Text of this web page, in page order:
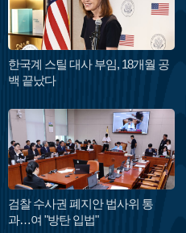
한국계 스틸 대사 부임, 18개월 공
백 끝났다
검찰 수사권 폐지안 법사위 통
과…여 "방탄 입법"